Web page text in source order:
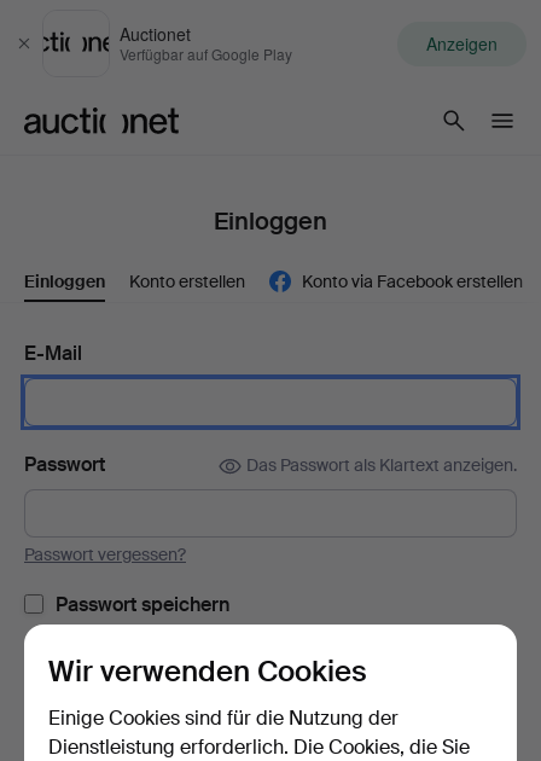
Schließen
Auctionet
Verfügbar auf Google Play Anzeigen
Einloggen
Einloggen Konto erstellen Konto via Facebook erstellen
E-Mail
Passwort Das Passwort als Klartext anzeigen.
Passwort vergessen?
Passwort speichern
Einloggen
oder hier via Facebook einloggen
Wir verwenden Cookies
Einige Cookies sind für die Nutzung der
Dienstleistung erforderlich. Die Cookies, die Sie